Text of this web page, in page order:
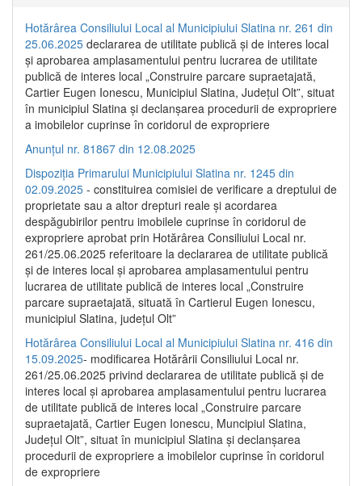
Hotărârea Consiliului Local al Municipiului Slatina nr. 261 din
25.06.2025 declararea de utilitate publică și de interes local
și aprobarea amplasamentului pentru lucrarea de utilitate
publică de interes local „Construire parcare supraetajată,
Cartier Eugen Ionescu, Municipiul Slatina, Județul Olt”, situat
în municipiul Slatina și declanșarea procedurii de expropriere
a imobilelor cuprinse în coridorul de expropriere
Anunțul nr. 81867 din 12.08.2025
Dispoziția Primarului Municipiului Slatina nr. 1245 din
02.09.2025 - constituirea comisiei de verificare a dreptului de
proprietate sau a altor drepturi reale și acordarea
despăgubirilor pentru imobilele cuprinse în coridorul de
expropriere aprobat prin Hotărârea Consiliului Local nr.
261/25.06.2025 referitoare la declararea de utilitate publică
și de interes local și aprobarea amplasamentului pentru
lucrarea de utilitate publică de interes local „Construire
parcare supraetajată, situată în Cartierul Eugen Ionescu,
municipiul Slatina, județul Olt”
Hotărârea Consiliului Local al Municipiului Slatina nr. 416 din
15.09.2025- modificarea Hotărârii Consiliului Local nr.
261/25.06.2025 privind declararea de utilitate publică și de
interes local și aprobarea amplasamentului pentru lucrarea
de utilitate publică de interes local „Construire parcare
supraetajată, Cartier Eugen Ionescu, Muncipiul Slatina,
Județul Olt”, situat în municipiul Slatina și declanșarea
procedurii de expropriere a imobilelor cuprinse în coridorul
de expropriere